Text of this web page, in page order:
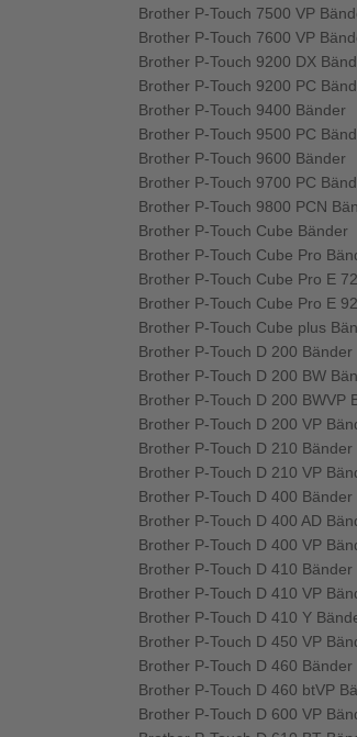
Brother P-Touch 7500 VP
Brother P-Touch 7600 VP
Brother P-Touch 9200 DX
Brother P-Touch 9200 PC
Brother P-Touch 9400 Bänder
Brother P-Touch 9500 PC
Brother P-Touch 9600 Bänder
Brother P-Touch 9700 PC
Brother P-Touch 9800 PCN
Brother P-Touch Cube Bänder
Brother P-Touch Cube Pro
Brother P-Touch Cube Pro E
Brother P-Touch Cube Pro E
Brother P-Touch Cube plus
Brother P-Touch D 200 Bänder
Brother P-Touch D 200 BW
Brother P-Touch D 200 BWVP
Brother P-Touch D 200 VP
Brother P-Touch D 210 Bänder
Brother P-Touch D 210 VP
Brother P-Touch D 400 Bänder
Brother P-Touch D 400 AD
Brother P-Touch D 400 VP
Brother P-Touch D 410 Bänder
Brother P-Touch D 410 VP
Brother P-Touch D 410 Y
Brother P-Touch D 450 VP
Brother P-Touch D 460 Bänder
Brother P-Touch D 460 btVP
Brother P-Touch D 600 VP